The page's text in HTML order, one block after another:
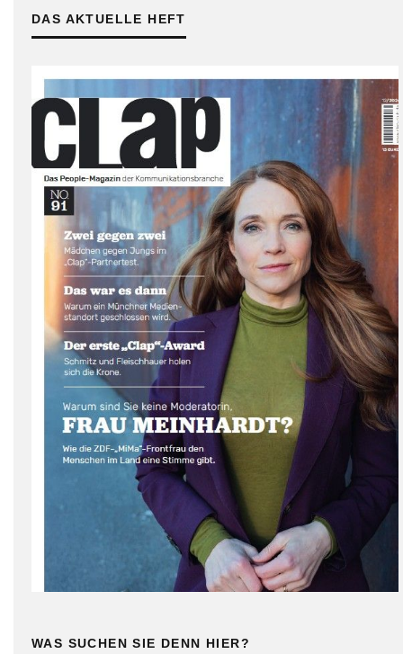
DAS AKTUELLE HEFT
WAS SUCHEN SIE DENN HIER?